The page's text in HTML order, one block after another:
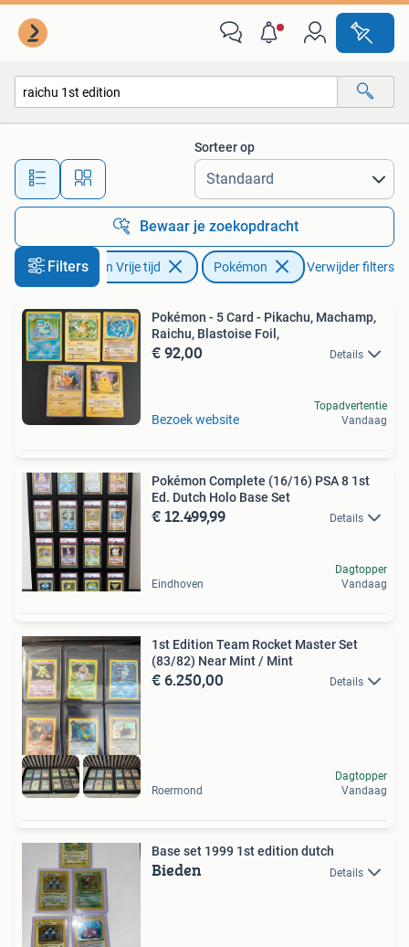
Alle afstanden…
Sorteer op
Bewaar je zoekopdracht
Filters
Hobby en Vrije tijd Pokémon Verwijder filters
Pokémon - 5 Card - Pikachu, Machamp,
Raichu, Blastoise Foil,
€ 92,00 Details
Bezoek website
Topadvertentie
Vandaag
Pokémon Complete (16/16) PSA 8 1st
Ed. Dutch Holo Base Set
€ 12.499,99 Details
Eindhoven
Dagtopper
Vandaag
1st Edition Team Rocket Master Set
(83/82) Near Mint / Mint
€ 6.250,00 Details
Roermond
Dagtopper
Vandaag
Base set 1999 1st edition dutch
Bieden Details